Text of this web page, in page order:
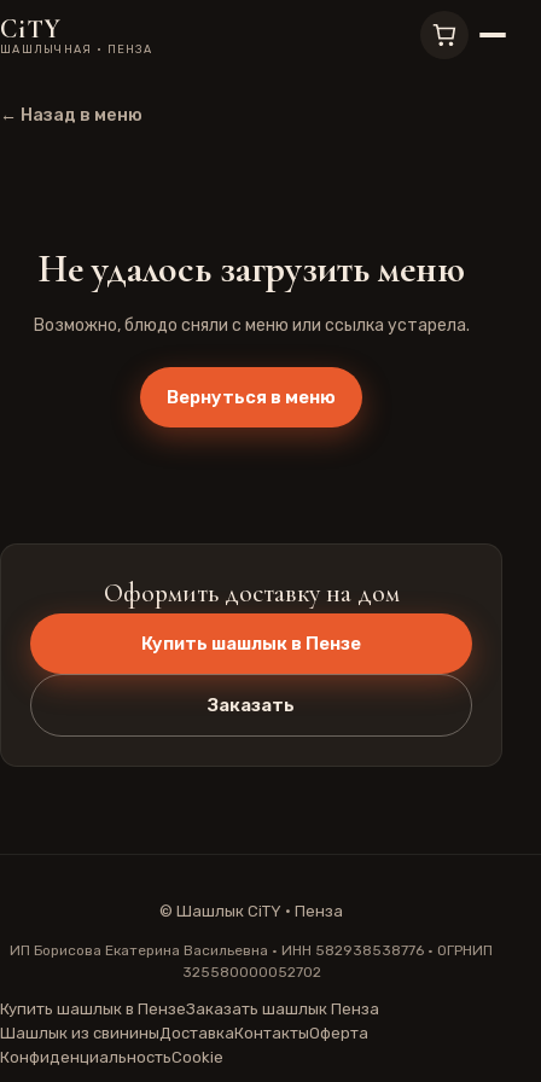
CiTY
ШАШЛЫЧНАЯ · ПЕНЗА
← Назад в меню
Не удалось загрузить меню
Возможно, блюдо сняли с меню или ссылка устарела.
Вернуться в меню
Оформить доставку на дом
Купить шашлык в Пензе
Заказать
© Шашлык CiTY · Пенза
ИП Борисова Екатерина Васильевна · ИНН 582938538776 · ОГРНИП
325580000052702
Купить шашлык в ПензеЗаказать шашлык Пенза
Шашлык из свининыДоставкаКонтактыОферта
КонфиденциальностьCookie